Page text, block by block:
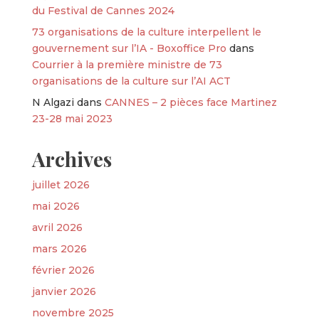
du Festival de Cannes 2024
73 organisations de la culture interpellent le
gouvernement sur l’IA - Boxoffice Pro dans
Courrier à la première ministre de 73
organisations de la culture sur l’AI ACT
N Algazi dans CANNES – 2 pièces face Martinez
23-28 mai 2023
Archives
juillet 2026
mai 2026
avril 2026
mars 2026
février 2026
janvier 2026
novembre 2025